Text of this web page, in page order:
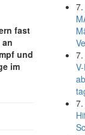
fast
und
im